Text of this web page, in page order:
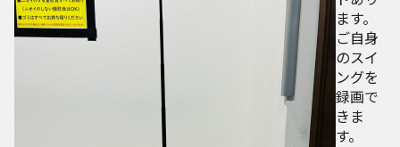
ます。
ご自身
のスイ
ングを
録画で
きま
す。